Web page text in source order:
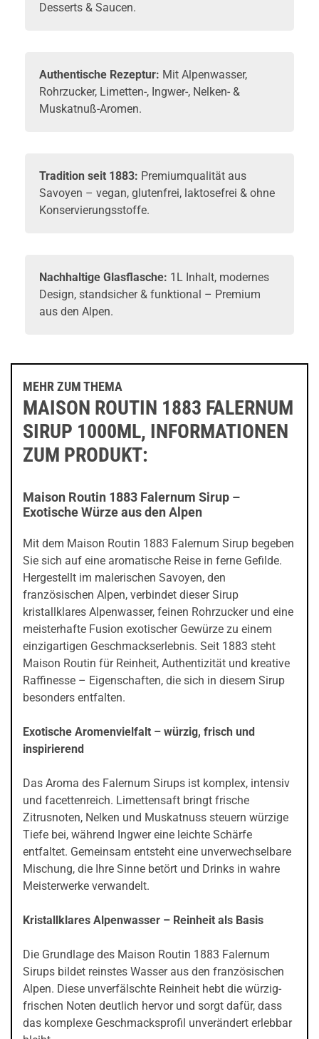
Desserts & Saucen.
Authentische Rezeptur: Mit Alpenwasser,
Rohrzucker, Limetten-, Ingwer-, Nelken- &
Muskatnuß-Aromen.
Tradition seit 1883: Premiumqualität aus
Savoyen – vegan, glutenfrei, laktosefrei & ohne
Konservierungsstoffe.
Nachhaltige Glasflasche: 1L Inhalt, modernes
Design, standsicher & funktional – Premium
aus den Alpen.
MEHR ZUM THEMA
MAISON ROUTIN 1883 FALERNUM
SIRUP 1000ML, INFORMATIONEN
ZUM PRODUKT:
Maison Routin 1883 Falernum Sirup –
Exotische Würze aus den Alpen
Mit dem Maison Routin 1883 Falernum Sirup begeben
Sie sich auf eine aromatische Reise in ferne Gefilde.
Hergestellt im malerischen Savoyen, den
französischen Alpen, verbindet dieser Sirup
kristallklares Alpenwasser, feinen Rohrzucker und eine
meisterhafte Fusion exotischer Gewürze zu einem
einzigartigen Geschmackserlebnis. Seit 1883 steht
Maison Routin für Reinheit, Authentizität und kreative
Raffinesse – Eigenschaften, die sich in diesem Sirup
besonders entfalten.
Exotische Aromenvielfalt – würzig, frisch und
inspirierend
Das Aroma des Falernum Sirups ist komplex, intensiv
und facettenreich. Limettensaft bringt frische
Zitrusnoten, Nelken und Muskatnuss steuern würzige
Tiefe bei, während Ingwer eine leichte Schärfe
entfaltet. Gemeinsam entsteht eine unverwechselbare
Mischung, die Ihre Sinne betört und Drinks in wahre
Meisterwerke verwandelt.
Kristallklares Alpenwasser – Reinheit als Basis
Die Grundlage des Maison Routin 1883 Falernum
Sirups bildet reinstes Wasser aus den französischen
Alpen. Diese unverfälschte Reinheit hebt die würzig-
frischen Noten deutlich hervor und sorgt dafür, dass
das komplexe Geschmacksprofil unverändert erlebbar